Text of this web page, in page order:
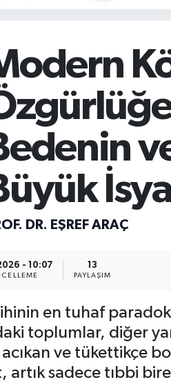
DR. EŞREF ARAÇ
- 10:07 13
PAYLAŞIM
en tuhaf
toplumlar, diğer
ve tükettikçe
artık sadece tıbbi